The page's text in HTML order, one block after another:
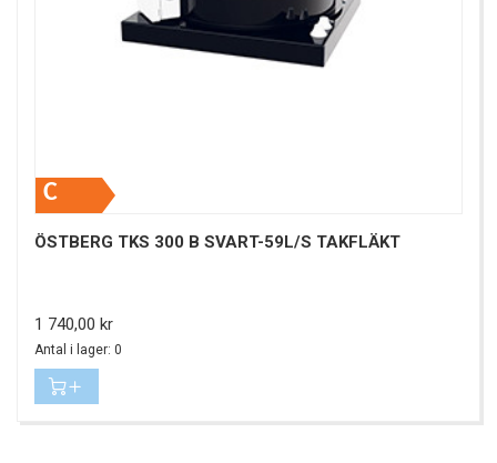
C
ÖSTBERG TKS 300 B SVART-59L/S TAKFLÄKT
Pris
1 740,00 kr
Antal i lager: 0